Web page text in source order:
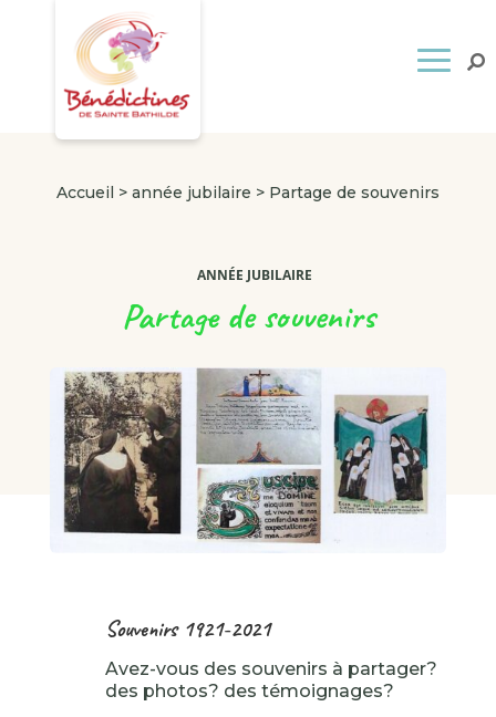
Accueil > année jubilaire > Partage de souvenirs
ANNÉE JUBILAIRE
Partage de souvenirs
Souvenirs 1921-2021
Avez-vous des souvenirs à partager?
des photos? des témoignages?